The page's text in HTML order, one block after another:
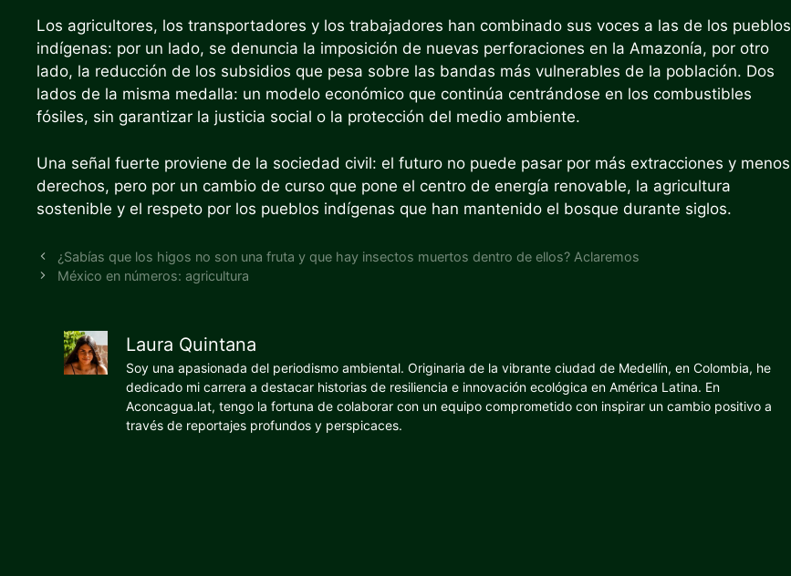
Los agricultores, los transportadores y los trabajadores han combinado sus voces a las de los pueblos
indígenas: por un lado, se denuncia la imposición de nuevas perforaciones en la Amazonía, por otro
lado, la reducción de los subsidios que pesa sobre las bandas más vulnerables de la población. Dos
lados de la misma medalla: un modelo económico que continúa centrándose en los combustibles
fósiles, sin garantizar la justicia social o la protección del medio ambiente.
Una señal fuerte proviene de la sociedad civil: el futuro no puede pasar por más extracciones y menos
derechos, pero por un cambio de curso que pone el centro de energía renovable, la agricultura
sostenible y el respeto por los pueblos indígenas que han mantenido el bosque durante siglos.
¿Sabías que los higos no son una fruta y que hay insectos muertos dentro de ellos? Aclaremos
México en números: agricultura
Laura Quintana
Soy una apasionada del periodismo ambiental. Originaria de la vibrante ciudad de Medellín, en Colombia, he
dedicado mi carrera a destacar historias de resiliencia e innovación ecológica en América Latina. En
Aconcagua.lat, tengo la fortuna de colaborar con un equipo comprometido con inspirar un cambio positivo a
través de reportajes profundos y perspicaces.